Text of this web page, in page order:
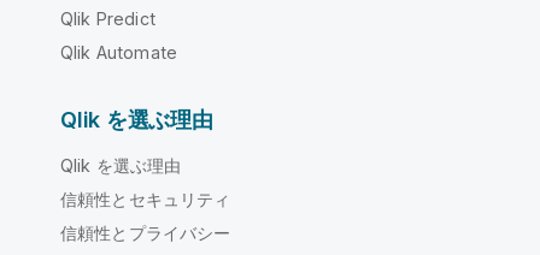
Qlik Predict
Qlik Automate
Qlik を選ぶ理由
Qlik を選ぶ理由
信頼性とセキュリティ
信頼性とプライバシー